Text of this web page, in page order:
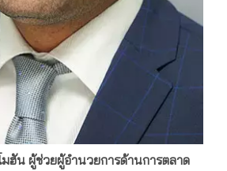
มฮัน ผู้ช่วยผู้อำนวยการด้านการตลาด